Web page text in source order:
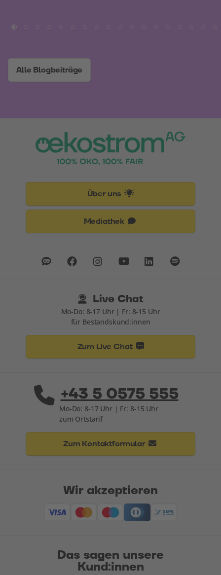
Alle Blogbeiträge
Über uns
Mediathek
Live Chat
Mo-Do: 8-17 Uhr | Fr: 8-15 Uhr
für Bestandskund:innen
Zum Live Chat
+43 5 0575 555
Mo-Do: 8-17 Uhr | Fr: 8-15 Uhr
zum Ortstarif
Zum Kontaktformular
Das sagen unsere
Kund:innen
Wir akzeptieren